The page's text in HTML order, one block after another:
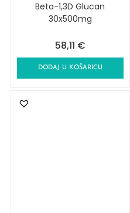
Beta-1,3D Glucan
30x500mg
58,11 €
DODAJ U KOŠARICU